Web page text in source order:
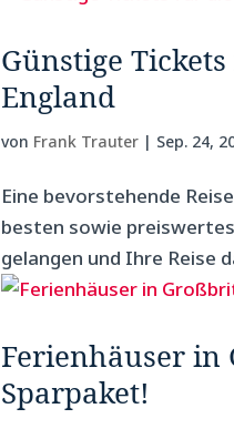
Günstige
England
von Frank Trauter | Sep. 24,
Eine bevorstehende
besten sowie
gelangen und Ihre Reise
Ferienhäuser in
Sparpaket!